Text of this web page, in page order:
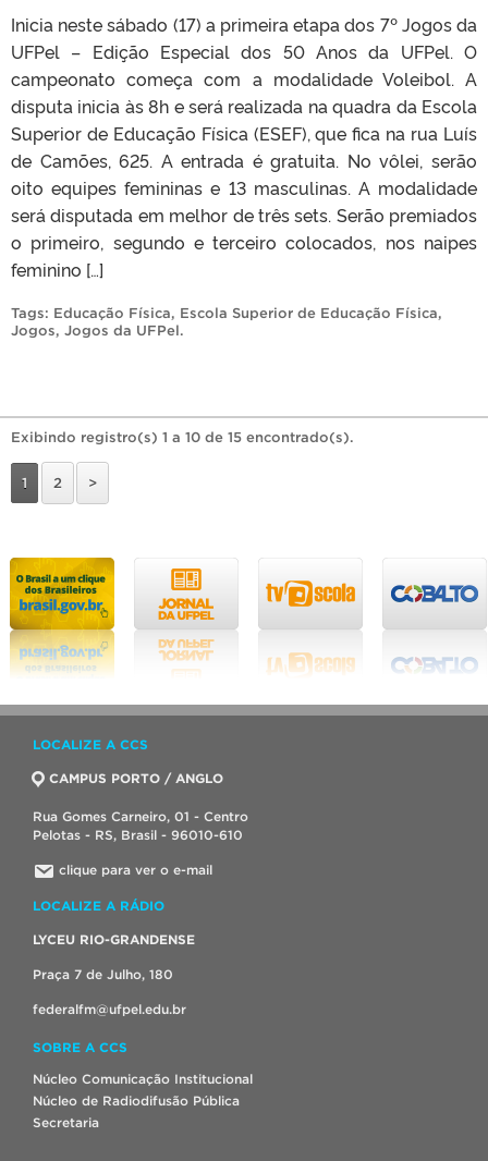
Inicia neste sábado (17) a primeira etapa dos 7º Jogos da
UFPel – Edição Especial dos 50 Anos da UFPel. O
campeonato começa com a modalidade Voleibol. A
disputa inicia às 8h e será realizada na quadra da Escola
Superior de Educação Física (ESEF), que fica na rua Luís
de Camões, 625. A entrada é gratuita. No vôlei, serão
oito equipes femininas e 13 masculinas. A modalidade
será disputada em melhor de três sets. Serão premiados
o primeiro, segundo e terceiro colocados, nos naipes
feminino […]
Tags: Educação Física, Escola Superior de Educação Física,
Jogos, Jogos da UFPel.
Exibindo registro(s) 1 a 10 de 15 encontrado(s).
1 2 >
LOCALIZE A CCS
CAMPUS PORTO / ANGLO
Rua Gomes Carneiro, 01 - Centro
Pelotas - RS, Brasil - 96010-610
clique para ver o e-mail
LOCALIZE A RÁDIO
LYCEU RIO-GRANDENSE
Praça 7 de Julho, 180
federalfm@ufpel.edu.br
SOBRE A CCS
Núcleo Comunicação Institucional
Núcleo de Radiodifusão Pública
Secretaria